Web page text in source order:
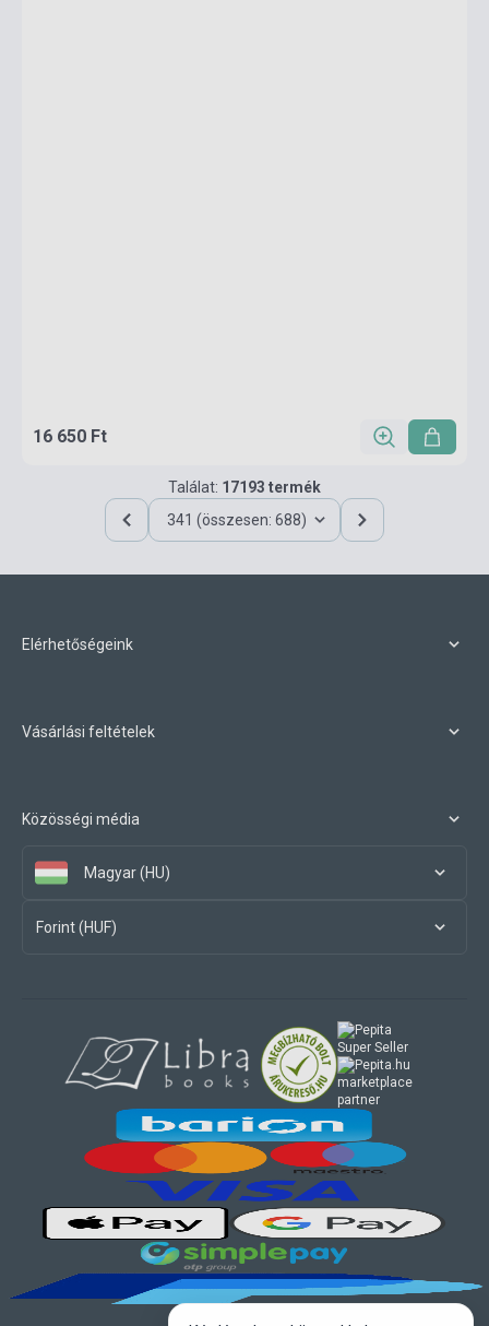
16 650 Ft
Találat: 17193 termék
341 (összesen: 688)
Elérhetőségeink
Vásárlási feltételek
Közösségi média
Magyar (HU)
Forint (HUF)
marketplace
partner